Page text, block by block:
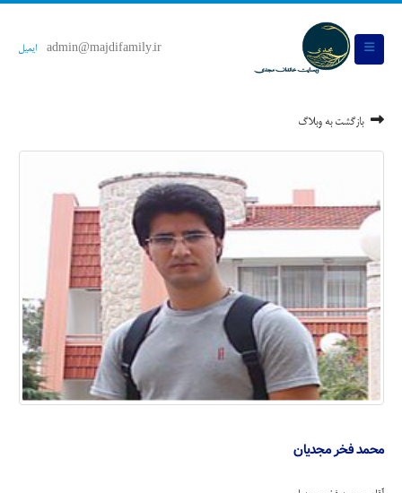
admin@majdifamily.ir ایمیل
بازگشت به وبلاگ
محمد فخر مجدیان